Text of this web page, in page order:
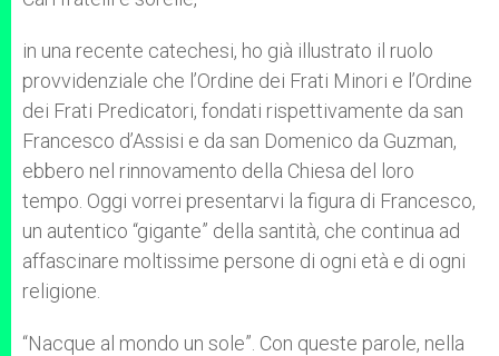
in una recente catechesi, ho già illustrato il ruolo
provvidenziale che l’Ordine dei Frati Minori e l’Ordine
dei Frati Predicatori, fondati rispettivamente da san
Francesco d’Assisi e da san Domenico da Guzman,
ebbero nel rinnovamento della Chiesa del loro
tempo. Oggi vorrei presentarvi la figura di Francesco,
un autentico “gigante” della santità, che continua ad
affascinare moltissime persone di ogni età e di ogni
religione.
“Nacque al mondo un sole”. Con queste parole, nella